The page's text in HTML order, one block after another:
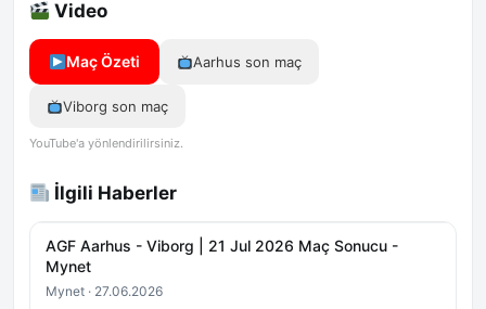
Video
Maç Özeti Aarhus son maç
Viborg son maç
YouTube'a yönlendirilirsiniz.
İlgili Haberler
AGF Aarhus - Viborg | 21 Jul 2026 Maç Sonucu -
Mynet
Mynet · 27.06.2026